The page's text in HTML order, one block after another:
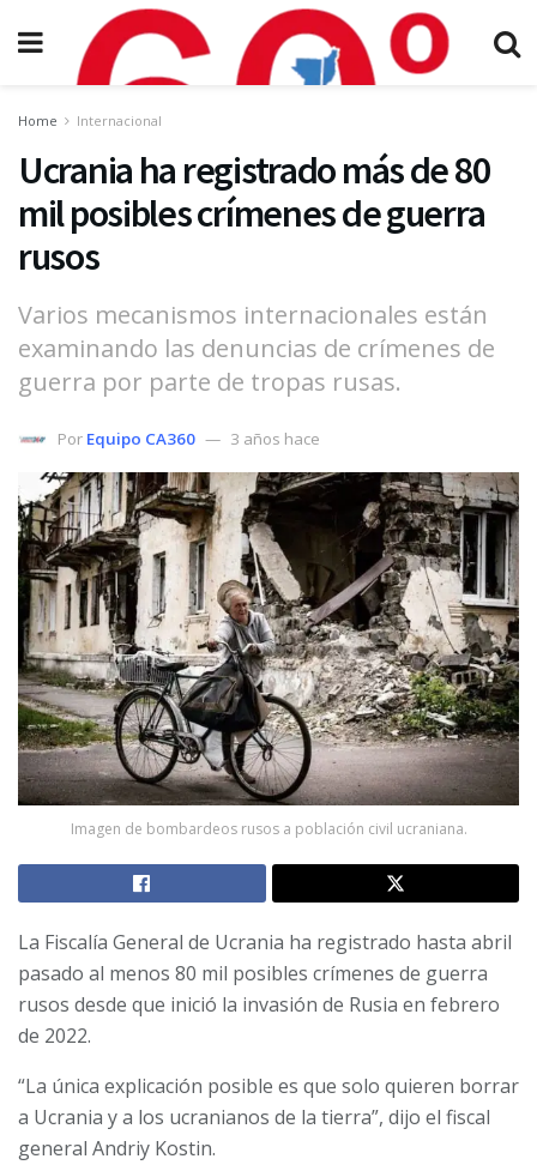
Home Internacional
Ucrania ha registrado más de 80
mil posibles crímenes de guerra
rusos
Varios mecanismos internacionales están
examinando las denuncias de crímenes de
guerra por parte de tropas rusas.
Por Equipo CA360 3 años hace
Imagen de bombardeos rusos a población civil ucraniana.
La Fiscalía General de Ucrania ha registrado hasta abril
pasado al menos 80 mil posibles crímenes de guerra
rusos desde que inició la invasión de Rusia en febrero
de 2022.
“La única explicación posible es que solo quieren borrar
a Ucrania y a los ucranianos de la tierra”, dijo el fiscal
general Andriy Kostin.